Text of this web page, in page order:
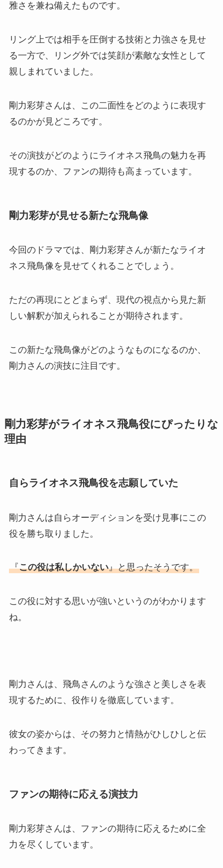
雅さを兼ね備えたものです。
リング上では相手を圧倒する技術と力強さを見せ
る一方で、リング外では笑顔が素敵な女性として
親しまれていました。
剛力彩芽さんは、この二面性をどのように表現す
るのかが見どころです。
その演技がどのようにライオネス飛鳥の魅力を再
現するのか、ファンの期待も高まっています。
剛力彩芽が見せる新たな飛鳥像
今回のドラマでは、剛力彩芽さんが新たなライオ
ネス飛鳥像を見せてくれることでしょう。
ただの再現にとどまらず、現代の視点から見た新
しい解釈が加えられることが期待されます。
この新たな飛鳥像がどのようなものになるのか、
剛力さんの演技に注目です。
剛力彩芽がライオネス飛鳥役にぴったりな
理由
自らライオネス飛鳥役を志願していた
剛力さんは自らオーディションを受け見事にこの
役を勝ち取りました。
『この役は私しかいない』と思ったそうです。
この役に対する思いが強いというのがわかります
ね。
剛力さんは、飛鳥さんのような強さと美しさを表
現するために、役作りを徹底しています。
彼女の姿からは、その努力と情熱がひしひしと伝
わってきます。
ファンの期待に応える演技力
剛力彩芽さんは、ファンの期待に応えるために全
力を尽くしています。